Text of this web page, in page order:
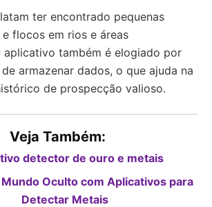
ter encontrado pequenas
flocos em rios e áreas
aplicativo também é elogiado por
armazenar dados, o que ajuda na
de prospecção valioso.
Veja Também:
detector de ouro e metais
Oculto com Aplicativos para
Detectar Metais